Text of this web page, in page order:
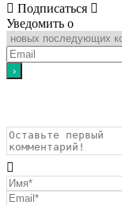
Подписаться
Уведомить о